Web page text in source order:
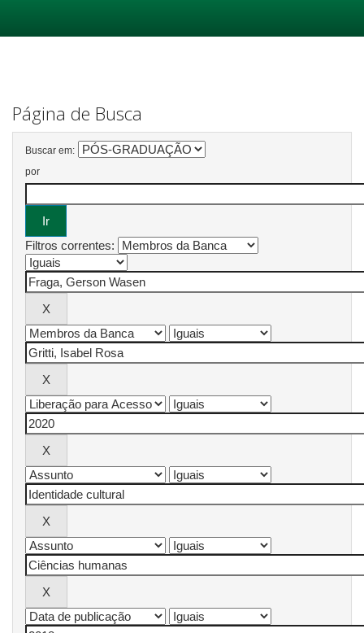
Página de Busca
Buscar em:
por
Filtros correntes: